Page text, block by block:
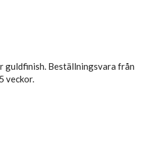
guldfinish. Beställningsvara från
veckor.